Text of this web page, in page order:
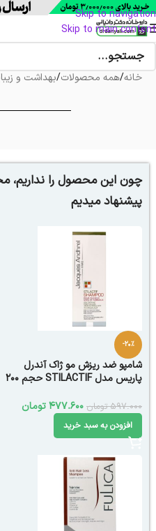
Skip to navigation
Skip to main content
خانه/همه محصولات/بهداشت و
چون این محصول را نداریم،
پیشنهاد میدیم
-20%
شامپو ضد ریزش مو ژاک آندرل
پاریس مدل STILACTIF حجم 200
597.000 تومان 477.600تومان
افزودن به سبد خرید